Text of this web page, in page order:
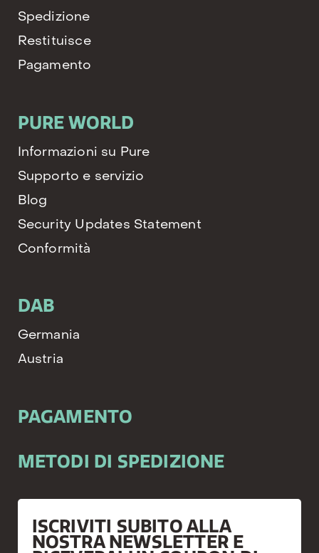
Spedizione
Restituisce
Pagamento
PURE WORLD
Informazioni su Pure
Supporto e servizio
Blog
Security Updates Statement
Conformità
DAB
Germania
Austria
PAGAMENTO
METODI DI SPEDIZIONE
ISCRIVITI SUBITO ALLA
NOSTRA NEWSLETTER E